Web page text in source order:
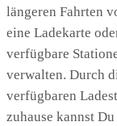
längeren Fahrten
eine Ladekarte
verfügbare
verwalten. Durch
verfügbaren
zuhause kannst